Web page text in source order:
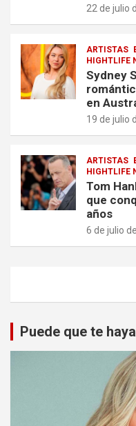
22 de julio
ARTISTAS
HIGHTLIFE
Sydney
en
19 de julio
ARTISTAS
HIGHTLIFE
Tom
que
años
6 de julio
Puede que te